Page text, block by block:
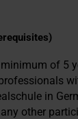
of 5
in
other